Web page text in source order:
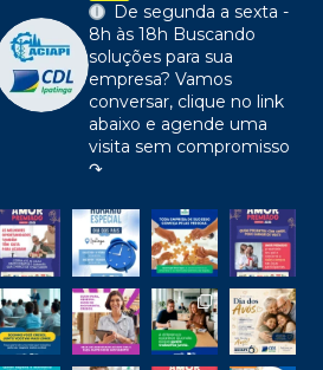
De segunda a sexta -
8h às 18h Buscando
soluções para sua
empresa? Vamos
conversar, clique no link
abaixo e agende uma
visita sem compromisso
↷